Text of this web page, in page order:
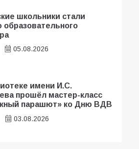
школьники стали
образовательного
05.08.2026
имени И.С.
прошёл мастер-класс
парашют» ко Дню ВДВ
03.08.2026